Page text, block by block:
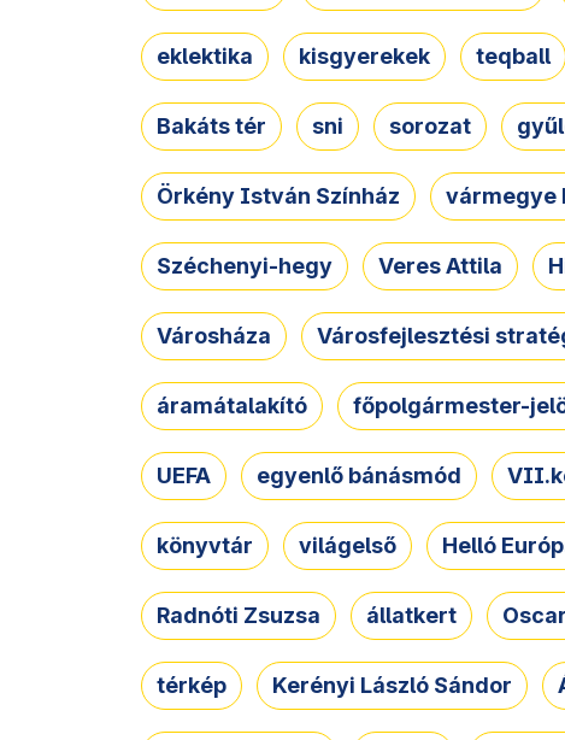
eklektika kisgyerekek teqball
Bakáts tér sni sorozat
Örkény István Színház vármegye
Széchenyi-hegy Veres Attila
Városháza Városfejlesztési
áramátalakító főpolgármester-
UEFA egyenlő bánásmód
könyvtár világelső Helló
Radnóti Zsuzsa állatkert
térkép Kerényi László Sándor